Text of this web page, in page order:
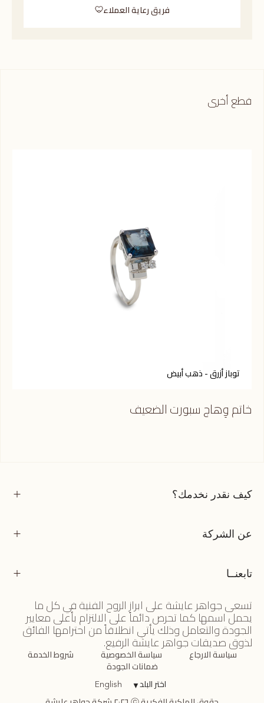
فريق رعاية العملاء
قطع أخرى
توباز أزرق - ذهب أبيض
خاتم وِهاج سبورت الضعيف
كيف نقدر نخدمك؟
عن الشركة
تابعنــا
تسعى جواهر عايشة على ابراز الروح الفنية في كل ما
يحمل اسمها كما تحرص دائماً على الالتزام بأعلى معايير
الجودة والتعامل وذلك يأتي انطلاقاً من احترامها الفائق
لذوق صديقات جواهر عايشة الرفيع.
سياسة الارجاع سياسة الخصوصية شروط الخدمة
ضمانات الجودة
اختر البلد▼
English